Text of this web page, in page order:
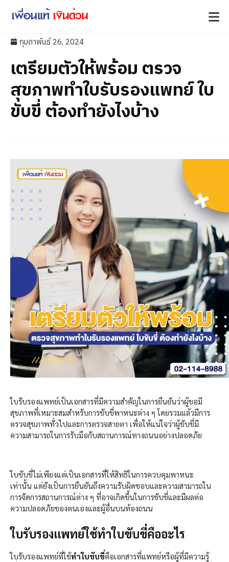
กุมภาพันธ์ 26, 2024
เตรียมตัวให้พร้อม ตรวจ
สุขภาพทำใบรับรองแพทย์ ใบ
ขับขี่ ต้องทำยังไงบ้าง
ใบรับรองแพทย์เป็นเอกสารที่มีความสำคัญในการยืนยันว่าผู้ขอมี
สุขภาพที่เหมาะสมสำหรับการขับขี่พาหนะต่าง ๆ โดยรวมแล้วมีการ
ตรวจสุขภาพทั่วไปและการตรวจสายตา เพื่อให้แน่ใจว่าผู้ขับขี่มี
ความสามารถในการรับมือกับสถานการณ์ทางถนนอย่างปลอดภัย
ใบขับขี่ไม่เพียงแต่เป็นเอกสารที่ให้สิทธิในการควบคุมพาหนะ
เท่านั้น แต่ยังเป็นการยืนยันถึงความรับผิดชอบและความสามารถใน
การจัดการสถานการณ์ต่าง ๆ ที่อาจเกิดขึ้นในการขับขี่และมีผลต่อ
ความปลอดภัยของตนเองและผู้อื่นบนท้องถนน
ใบรับรองแพทย์ใช้ทำใบขับขี่คืออะไร
ใบรับรองแพทย์ที่ใช้ทำใบขับขี่คือเอกสารที่แพทย์หรือผู้ที่มีความรู้